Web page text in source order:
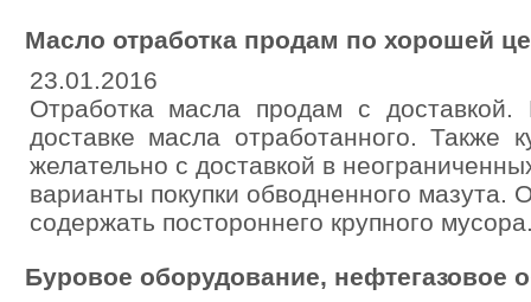
Масло отработка продам по хорошей
23.01.2016
Отработка масла продам с доставкой.
доставке масла отработанного. Также
желательно с доставкой в
варианты покупки обводненного мазута.
содержать постороннего крупного
Буровое оборудование, нефтегазовое